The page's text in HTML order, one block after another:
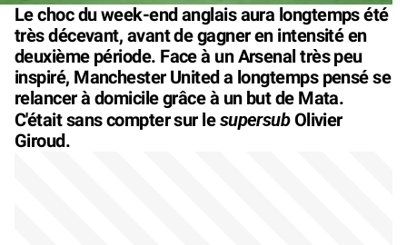
Le choc du week-end anglais aura longtemps été
très décevant, avant de gagner en intensité en
deuxième période. Face à un Arsenal très peu
inspiré, Manchester United a longtemps pensé se
relancer à domicile grâce à un but de Mata.
C'était sans compter sur lesupersubOlivier
Giroud.